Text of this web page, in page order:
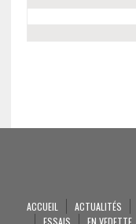
ACCUEIL ACTUALITÉS
ESSAIS
EN VEDETTE